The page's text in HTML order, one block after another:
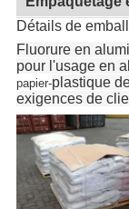
Détails de
Fluorure en
pour l'usage en
papier-plastique
exigences de